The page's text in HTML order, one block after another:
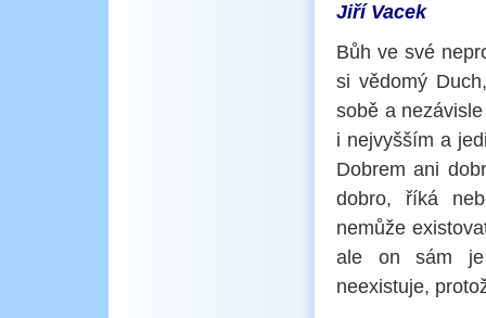
Jiří Vacek
Bůh ve své
si vědomý
sobě a
i nejvyšším a
Dobrem ani
dobro, říká
nemůže
ale on sám je
neexistuje,